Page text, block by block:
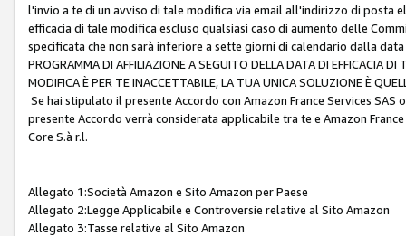
l'invio a te di un avviso di tale modifica via email all'indirizzo di
efficacia di tale modifica escluso qualsiasi caso di aumento delle
specificata che non sarà inferiore a sette giorni di calendario dalla data
PROGRAMMA DI AFFILIAZIONE A SEGUITO DELLA DATA DI EFFICACIA
MODIFICA È PER TE INACCETTABILE, LA TUA UNICA SOLUZIONE È
Se hai stipulato il presente Accordo con Amazon France Services
presente Accordo verrà considerata applicabile tra te e Amazon
Core S.à r.l.
Allegato 1:Società Amazon e Sito Amazon per Paese
Allegato 2:Legge Applicabile e Controversie relative al Sito Amazon
Allegato 3:Tasse relative al Sito Amazon